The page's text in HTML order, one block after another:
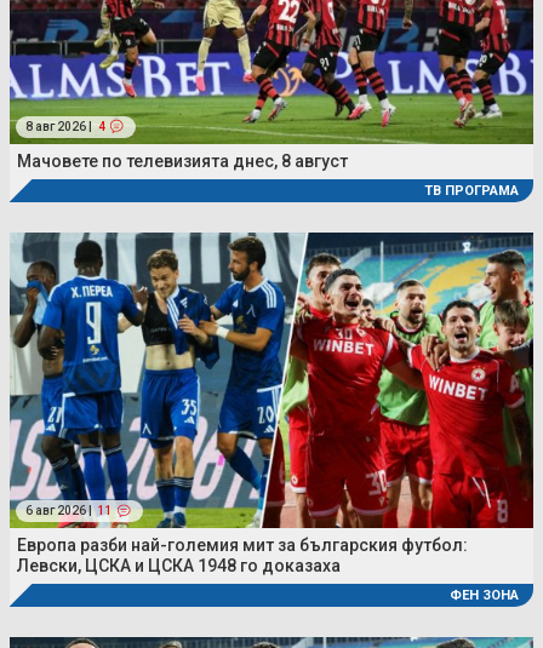
8 авг 2026 | 4
Мачовете по телевизията днес, 8 август
ТВ ПРОГРАМА
6 авг 2026 | 11
Европа разби най-големия мит за българския футбол:
Левски, ЦСКА и ЦСКА 1948 го доказаха
ФЕН ЗОНА